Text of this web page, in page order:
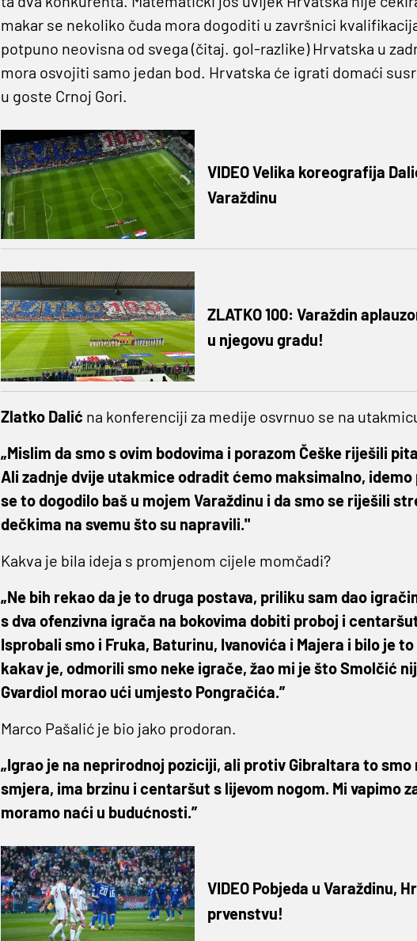
makar se nekoliko čuda mora dogoditi u završnici
potpuno neovisna od svega (čitaj. gol-razlike) Hrvatska u
mora osvojiti samo jedan bod. Hrvatska će igrati domaći
u goste Crnoj Gori.
VIDEO Velika koreografija
Varaždinu
ZLATKO 100: Varaždin
u njegovu gradu!
Zlatko Dalić na konferenciji za medije osvrnuo se na
„Mislim da smo s ovim bodovima i porazom Češke riješili
Ali zadnje dvije utakmice odradit ćemo maksimalno, idemo
se to dogodilo baš u mojem Varaždinu i da smo se riješili
dečkima na svemu što su napravili."
Kakva je bila ideja s promjenom cijele momčadi?
„Ne bih rekao da je to druga postava, priliku sam dao
s dva ofenzivna igrača na bokovima dobiti proboj i
Isprobali smo i Fruka, Baturinu, Ivanovića i Majera i bilo je
kakav je, odmorili smo neke igrače, žao mi je što Smolčić
Gvardiol morao ući umjesto Pongračića.”
Marco Pašalić je bio jako prodoran.
„Igrao je na neprirodnoj poziciji, ali protiv Gibraltara to smo
smjera, ima brzinu i centaršut s lijevom nogom. Mi vapimo
moramo naći u budućnosti.”
VIDEO Pobjeda u Varaždinu,
prvenstvu!